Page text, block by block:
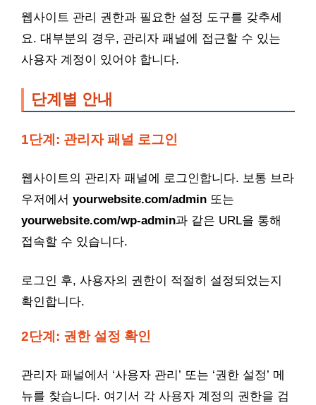
웹사이트 관리 권한과 필요한 설정 도구를 갖추세
요. 대부분의 경우, 관리자 패널에 접근할 수 있는
사용자 계정이 있어야 합니다.
단계별 안내
1단계: 관리자 패널 로그인
웹사이트의 관리자 패널에 로그인합니다. 보통 브라
우저에서 yourwebsite.com/admin 또는
yourwebsite.com/wp-admin과 같은 URL을 통해
접속할 수 있습니다.
로그인 후, 사용자의 권한이 적절히 설정되었는지
확인합니다.
2단계: 권한 설정 확인
관리자 패널에서 ‘사용자 관리’ 또는 ‘권한 설정’ 메
뉴를 찾습니다. 여기서 각 사용자 계정의 권한을 검